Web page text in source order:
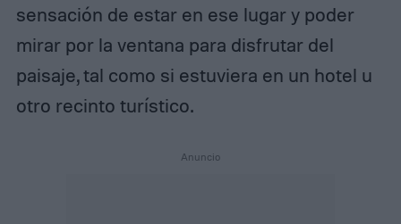
sensación de estar en ese lugar y poder
mirar por la ventana para disfrutar del
paisaje, tal como si estuviera en un hotel u
otro recinto turístico.